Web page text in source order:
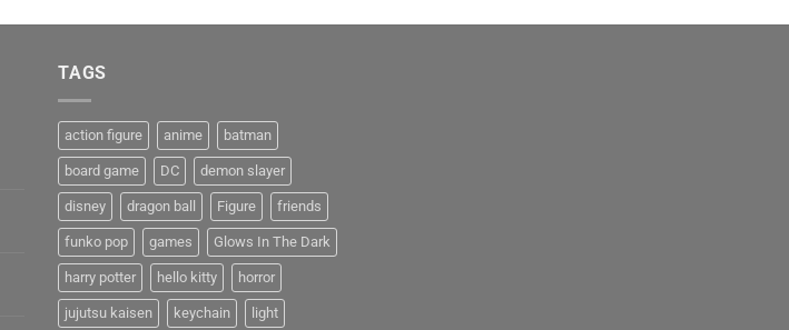
TAGS
action figure anime batman
board game DC demon slayer
disney dragon ball Figure friends
funko pop games Glows In The Dark
harry potter hello kitty horror
jujutsu kaisen keychain light